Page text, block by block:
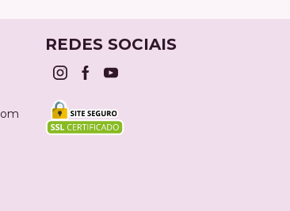
REDES SOCIAIS